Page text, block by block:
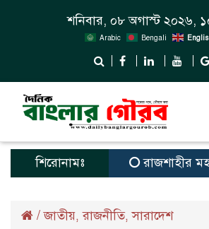
শনিবার, ০৮ অগাস্ট ২০২৬,
Arabic Bengali
শিরোনামঃ রাজশাহীর
/জাতীয়,রাজনীতি,সারাদেশ